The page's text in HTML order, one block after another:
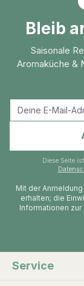
Verzehr.
Öle der
Griechen
mischten
Sie
den
Öle
den
Türkei.
Bleib
Saisonale
Aromaküche &
Diese Seite
Mit der
erhalten; die
Informationen
Service